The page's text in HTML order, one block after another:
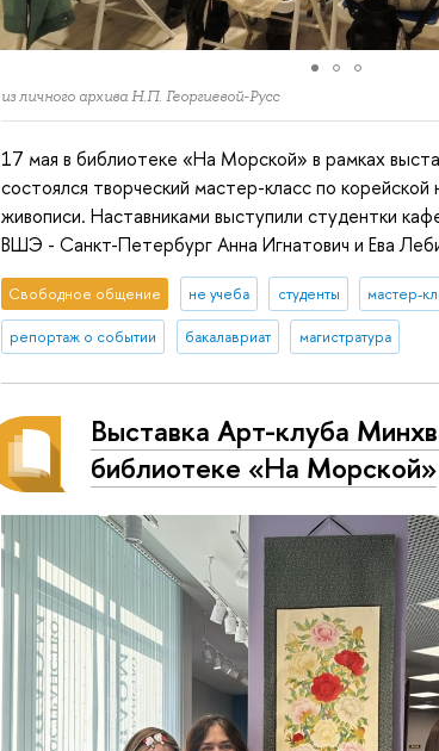
из личного архива Н.П. Георгиевой-Русс
17 мая в библиотеке «На Морской» в рамках
состоялся творческий мастер-класс по корейской
живописи. Наставниками выступили студентки
ВШЭ - Санкт-Петербург Анна Игнатович и Ева
Свободное общение не учеба студенты мастер-
репортаж о событии бакалавриат магистратура
Выставка Арт-клуба
библиотеке «На Морской»